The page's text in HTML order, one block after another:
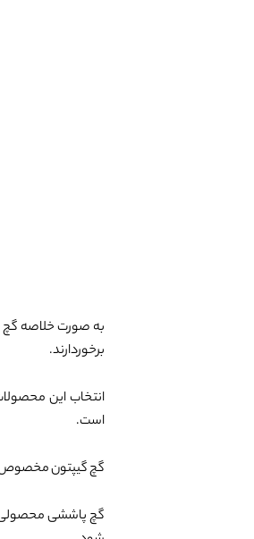
به صورت خلاصه گچ
برخوردارند.
انتخاب این
است.
گچ گیپتون مخصوص
گچ پاششی محصولی